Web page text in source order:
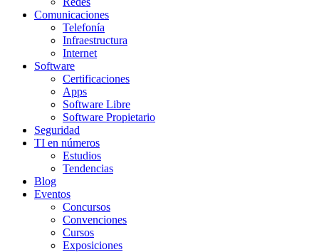
Comunicaciones
Telefonía
Infraestructura
Internet
Software
Certificaciones
Apps
Software Libre
Software Propietario
Seguridad
TI en números
Estudios
Tendencias
Blog
Eventos
Concursos
Convenciones
Cursos
Exposiciones